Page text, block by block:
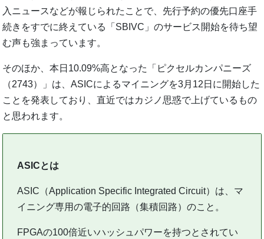
入ニュースなどが報じられたことで、先行予約の優先口座手
続きをすでに終えている「SBIVC」のサービス開始を待ち望
む声も強まっています。
そのほか、本日10.09%高となった「ピクセルカンパニーズ
（2743）」は、ASICによるマイニングを3月12日に開始した
ことを発表しており、直近ではカジノ思惑で上げているもの
と思われます。
ASICとは
ASIC（Application Specific Integrated Circuit）は、マ
イニング専用の電子的回路（集積回路）のこと。
FPGAの100倍近いハッシュパワーを持つとされてい